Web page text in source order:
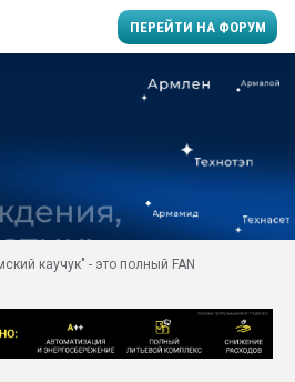
ПЕРЕЙТИ НА ФОРУМ
умельцы изготовили
Продажа готового
производство SPC
заводу пластмасс"
ППЭ
каучук" - это полный FAN